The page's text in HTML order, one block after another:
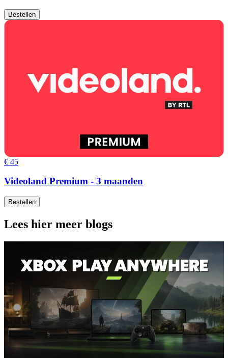
Bestellen
€ 45
Videoland Premium - 3 maanden
Bestellen
Lees hier meer blogs